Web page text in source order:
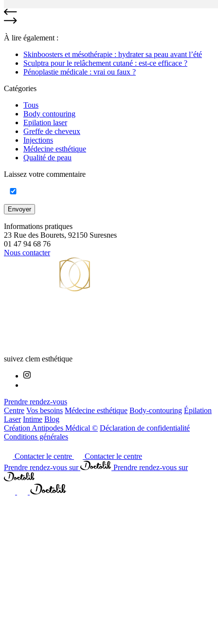
À lire également :
Skinboosters et mésothérapie : hydrater sa peau avant l’été
Sculptra pour le relâchement cutané : est-ce efficace ?
Pénoplastie médicale : vrai ou faux ?
Catégories
Tous
Body contouring
Epilation laser
Greffe de cheveux
Injections
Médecine esthétique
Qualité de peau
Laissez votre commentaire
Envoyer
Informations pratiques
23 Rue des Bourets, 92150 Suresnes
01 47 94 68 76
Nous contacter
suivez clem esthétique
Prendre rendez-vous
Centre Vos besoins Médecine esthétique Body-contouring Épilation
Laser Intime Blog
Création Antipodes Médical © Déclaration de confidentialité
Conditions générales
Contacter le centre
Contacter le centre
Prendre rendez-vous sur
Prendre rendez-vous sur